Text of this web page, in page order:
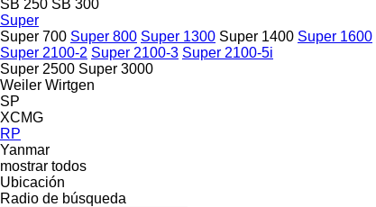
SB 250 SB 300
Super
Super 700 Super 800 Super 1300 Super 1400 Super 1600
Super 2100-2 Super 2100-3 Super 2100-5i
Super 2500 Super 3000
Weiler Wirtgen
SP
XCMG
RP
Yanmar
mostrar todos
Ubicación
Radio de búsqueda